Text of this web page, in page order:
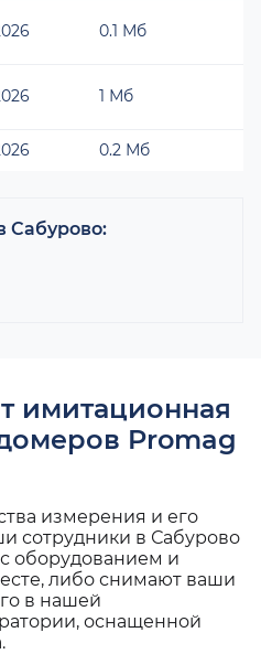
0.1 Мб
1 Мб
0.2 Мб
Сабурово:
имитационная
Promag
измерения и его
сотрудники в Сабурово
оборудованием и
либо снимают ваши
в нашей
оснащенной